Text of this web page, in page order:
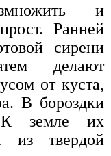
и
Ранней
сирени
делают
от куста,
В бороздки
К земле их
из твердой